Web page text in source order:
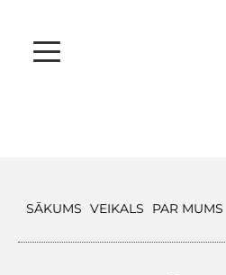
SĀKUMS VEIKALS PAR MUMS